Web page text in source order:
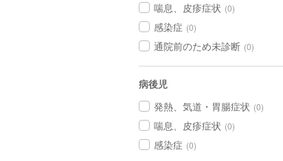
喘息、皮疹症状 (0)
感染症 (0)
通院前のため未診断 (0)
病後児
発熱、気道・胃腸症状 (0)
喘息、皮疹症状 (0)
感染症 (0)